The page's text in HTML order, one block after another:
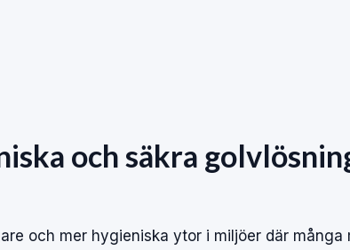
och säkra
och mer hygieniska ytor i miljöer där många